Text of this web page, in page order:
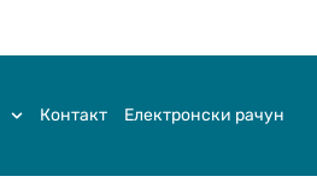
Контакт Електронски рачун